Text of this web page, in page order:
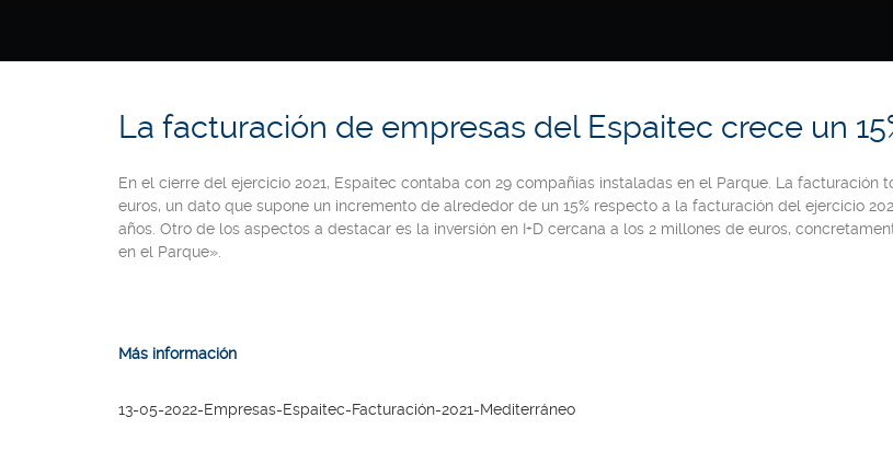
La facturación de empresas del Espaitec crece un
En el cierre del ejercicio 2021, Espaitec contaba con 29 compañías instaladas en el Parque. La
euros, un dato que supone un incremento de alrededor de un 15% respecto a la facturación del ejercicio
años. Otro de los aspectos a destacar es la inversión en I+D cercana a los 2 millones de euros,
en el Parque».
Más información
13-05-2022-Empresas-Espaitec-Facturación-2021-Mediterráneo